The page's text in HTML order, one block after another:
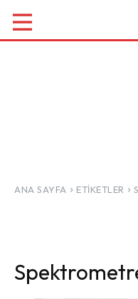
ANA SAYFA ETIKETLER